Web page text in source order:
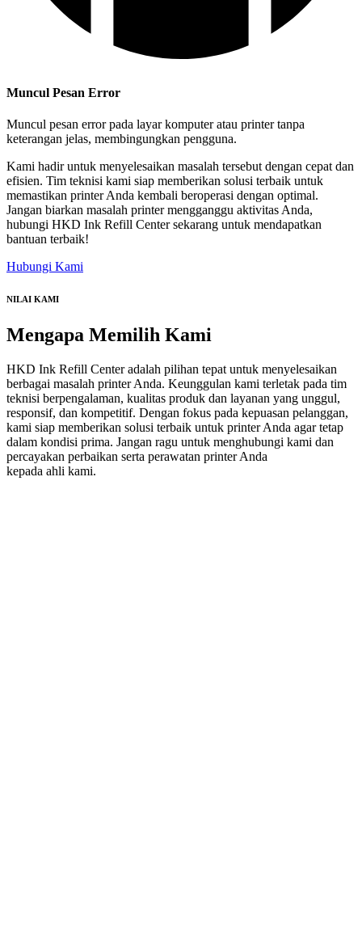
Muncul Pesan Error
Muncul pesan error pada layar komputer atau printer tanpa
keterangan jelas, membingungkan pengguna.
Kami hadir untuk menyelesaikan masalah tersebut dengan cepat dan
efisien. Tim teknisi kami siap memberikan solusi terbaik untuk
memastikan printer Anda kembali beroperasi dengan optimal.
Jangan biarkan masalah printer mengganggu aktivitas Anda,
hubungi HKD Ink Refill Center sekarang untuk mendapatkan
bantuan terbaik!
Hubungi Kami
NILAI KAMI
Mengapa Memilih Kami
HKD Ink Refill Center adalah pilihan tepat untuk menyelesaikan
berbagai masalah printer Anda. Keunggulan kami terletak pada tim
teknisi berpengalaman, kualitas produk dan layanan yang unggul,
responsif, dan kompetitif. Dengan fokus pada kepuasan pelanggan,
kami siap memberikan solusi terbaik untuk printer Anda agar tetap
dalam kondisi prima. Jangan ragu untuk menghubungi kami dan
percayakan perbaikan serta perawatan printer Anda
kepada ahli kami.